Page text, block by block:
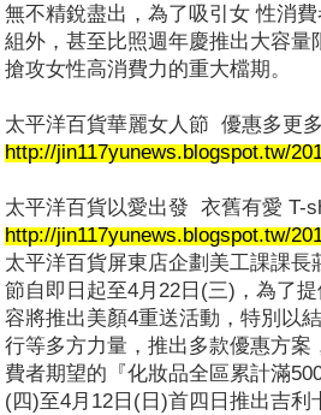
無不精銳盡出，為了吸引女 性消
組外，甚至比照週年慶推出大容
搶攻女性高消費力的重大檔期。
太平洋百貨華麗女人節 優惠多更
http://jin117yunews.blogspot.tw/
太平洋百貨以愛出發 衣舊有愛 T-
http://jin117yunews.blogspot.tw/
太平洋百貨屏東店企劃美工課課
節自即日起至4月22日(三)，為了
容將推出美顏4重送活動，特別以
行等多方力量，推出多款優惠方
費者期望的『化妝品全區累計滿
(四)至4月12日(日)首四日推出吉